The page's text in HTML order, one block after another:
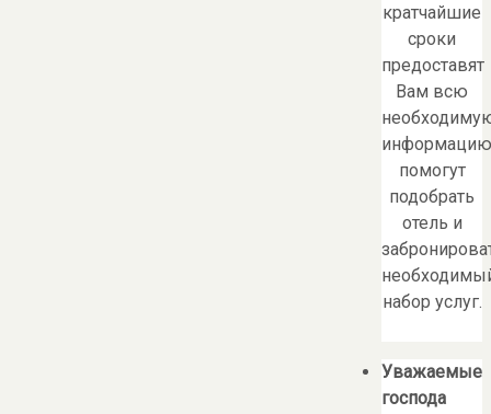
кратчайшие
сроки
предоставят
Вам всю
помогут
подобрать
отель и
набор услуг.
Уважаемые
господа